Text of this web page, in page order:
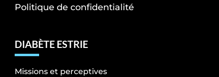
Politique de confidentialité
DIABÈTE ESTRIE
Missions et perceptives